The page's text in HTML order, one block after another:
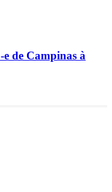
de Campinas à